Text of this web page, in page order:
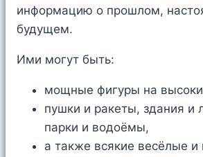
информацию о прошлом,
будущем.
Ими могут быть:
мощные фигуры на
пушки и ракеты, здания и
парки и водоёмы,
а также всякие весёлые и